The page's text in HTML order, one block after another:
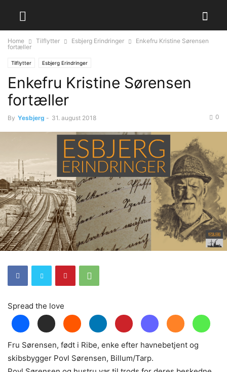
Home Tilflytter Esbjerg Erindringer
Enkefru Kristine Sørensen
fortæller
Tilflytter Esbjerg Erindringer
Enkefru Kristine Sørensen
fortæller
By Yesbjerg - 31. august 2018 0
Spread the love
Fru Sørensen, født i Ribe, enke efter havnebetjent og
skibsbygger Povl Sørensen, Billum/Tarp.